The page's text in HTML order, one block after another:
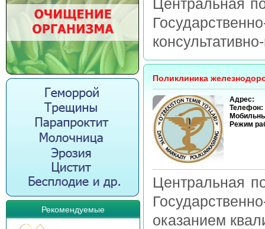
Рекомендуемые
Центральная
Поликлиника
Адрес:
Телефон:
Режим
Центральная
оказанием